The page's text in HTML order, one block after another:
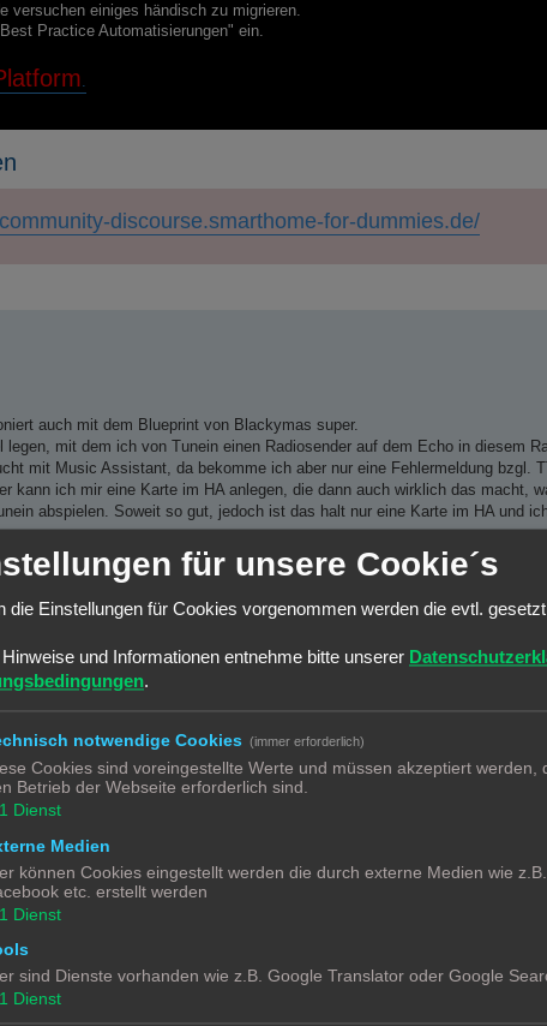
versuchen einiges händisch zu migrieren.
Practice Automatisierungen" ein.
.
discourse.smarthome-for-dummies.de/
auch mit dem Blueprint von Blackymas super.
mit dem ich von Tunein einen Radiosender auf dem Echo in diesem
mit Music Assistant, da bekomme ich aber nur eine Fehlermeldung bzgl.
kann ich mir eine Karte im HA anlegen, die dann auch wirklich das macht,
abspielen. Soweit so gut, jedoch ist das halt nur eine Karte im HA und
Skript oder was auch immer zu produzieren, die nichts anderes macht, als
von Tunein als Befehl auf dem Echo abzuspielen.
die mir da helfen können und freue mich auf Rückmeldungen aus der
geändert.
für unsere Cookie´s
die Einstellungen für Cookies vorgenommen werden die evtl.
und Informationen entnehme bitte unserer
.
notwendige Cookies (immer erforderlich)
Cookies sind voreingestellte Werte und müssen akzeptiert werden,
Betrieb der Webseite erforderlich sind.
1 Dienst
Medien
können Cookies eingestellt werden die durch externe Medien wie z.B.
etc. erstellt werden
1 Dienst
sind Dienste vorhanden wie z.B. Google Translator oder Google
1 Dienst